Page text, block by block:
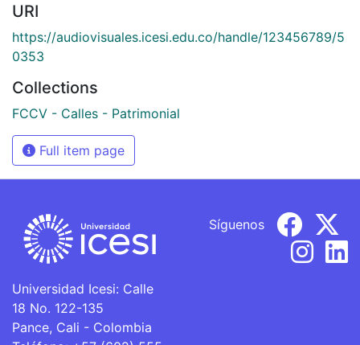
URI
https://audiovisuales.icesi.edu.co/handle/123456789/5
0353
Collections
FCCV - Calles - Patrimonial
Full item page
Universidad Icesi: Calle
18 No. 122-135
Pance, Cali - Colombia
Síguenos